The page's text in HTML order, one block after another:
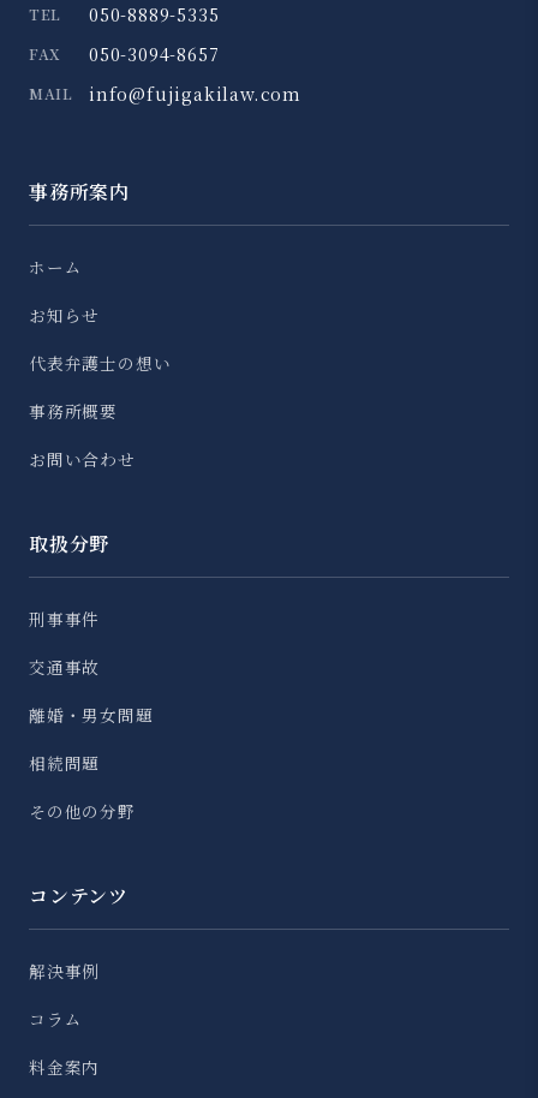
TEL 050-8889-5335
FAX 050-3094-8657
MAIL info@fujigakilaw.com
事務所案内
ホーム
お知らせ
代表弁護士の想い
事務所概要
お問い合わせ
取扱分野
刑事事件
交通事故
離婚・男女問題
相続問題
その他の分野
コンテンツ
解決事例
コラム
料金案内